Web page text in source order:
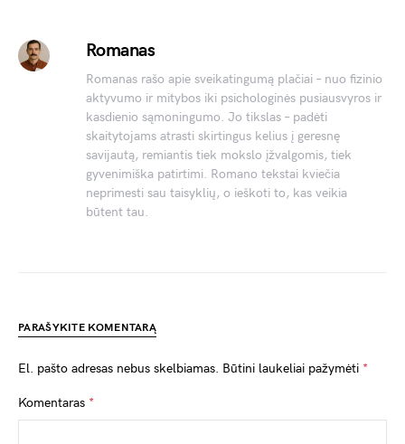
Romanas
Romanas rašo apie sveikatingumą plačiai – nuo fizinio
aktyvumo ir mitybos iki psichologinės pusiausvyros ir
kasdienio sąmoningumo. Jo tikslas – padėti
skaitytojams atrasti skirtingus kelius į geresnę
savijautą, remiantis tiek mokslo įžvalgomis, tiek
gyvenimiška patirtimi. Romano tekstai kviečia
neprimesti sau taisyklių, o ieškoti to, kas veikia
būtent tau.
PARAŠYKITE KOMENTARĄ
El. pašto adresas nebus skelbiamas. Būtini laukeliai pažymėti *
Komentaras *